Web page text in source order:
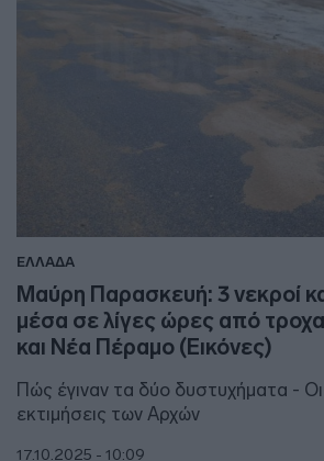
ΕΛΛΑΔΑ
Μαύρη Παρασκευή: 3 νεκροί
μέσα σε λίγες ώρες από
και Νέα Πέραμο (Εικόνες)
Πώς έγιναν τα δύο δυστυχήματα -
εκτιμήσεις των Αρχών
17.10.2025 - 10:09